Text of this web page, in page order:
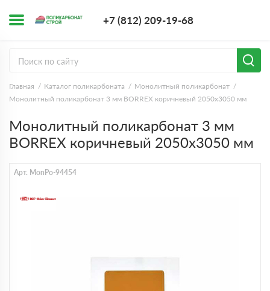
+7 (812) 209-19-68
Главная Каталог поликарбоната
Монолитный поликарбонат
Монолитный поликарбонат 3 мм BORREX коричневый 2050х3050 мм
Монолитный поликарбонат 3 мм
BORREX коричневый 2050х3050 мм
Арт. MonPo-94454